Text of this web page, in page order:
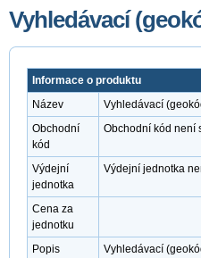
Vyhledávací
Informace o produktu
Název
Vyhledávací
Obchodní
kód
Obchodní kód není
Výdejní
jednotka
Výdejní jednotka
Cena za
jednotku
Popis
Vyhledávací